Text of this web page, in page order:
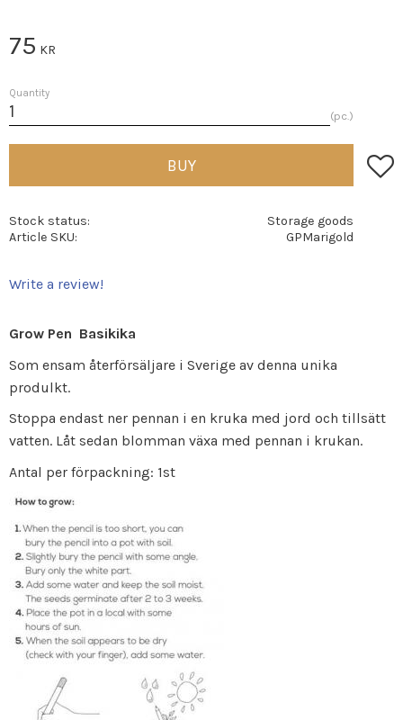
75 KR
Quantity
pc.
BUY Add
Stock status
Storage goods
Article SKU
GPMarigold
Write a review!
Grow Pen Basikika
Som ensam återförsäljare i Sverige av denna unika
produlkt.
Stoppa endast ner pennan i en kruka med jord och tillsätt
vatten. Låt sedan blomman växa med pennan i krukan.
Antal per förpackning: 1st